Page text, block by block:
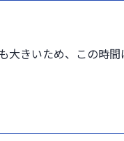
大きいため、この時